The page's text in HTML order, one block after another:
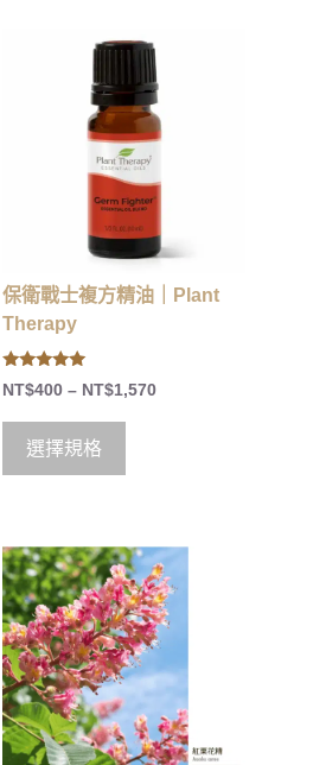
保衛戰士複方精油｜Plant
Therapy
5.00
out of 5
NT$400 – NT$1,570
選擇規格